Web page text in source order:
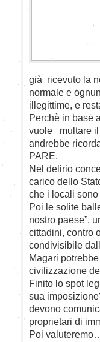
già ricevuto la
normale e
illegittime, e
Perchè in base
vuole multare il
andrebbe
PARE.
Nel delirio
carico dello
che i locali
Poi le solite
nostro paese”,
cittadini, contro
condivisibile
Magari
civilizzazione
Finito lo spot
sua
devono
proprietari di
Poi